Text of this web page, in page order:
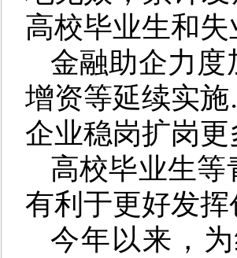
高校毕业生和
金融助企力
增资等延续实
企业稳岗扩岗更
高校毕业生
有利于更好发
今年以来，